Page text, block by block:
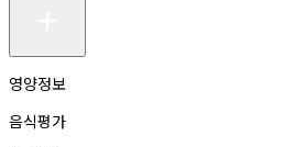
영양정보
음식평가